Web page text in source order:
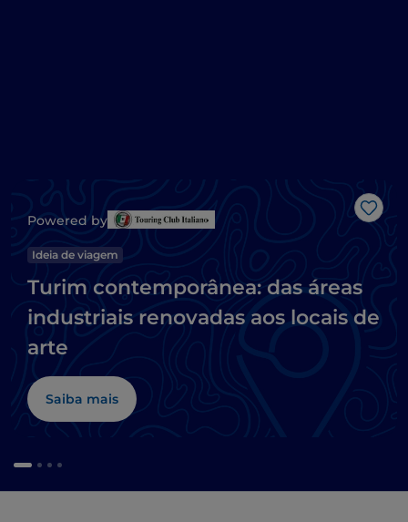
Powered by
Ideia de viagem
Turim contemporânea: das áreas
industriais renovadas aos locais de
arte
Saiba mais